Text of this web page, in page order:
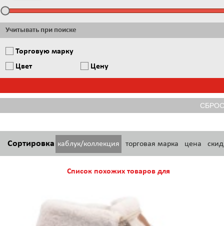
Учитывать при поиске
Торговую марку
Цвет
Цену
Сортировка каблук/коллекция торговая марка цена
Список похожих товаров для